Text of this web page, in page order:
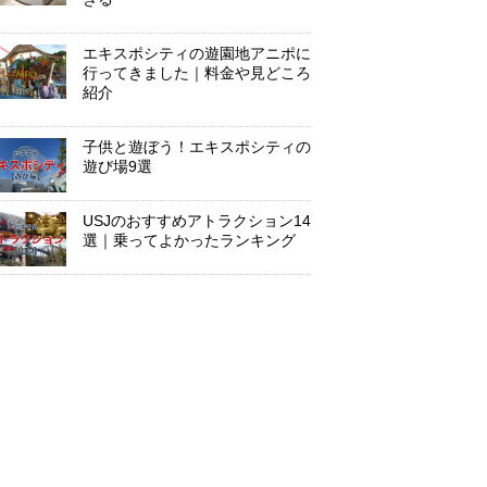
エキスポシティの遊園地アニポに
行ってきました｜料金や見どころ
紹介
子供と遊ぼう！エキスポシティの
遊び場9選
USJのおすすめアトラクション14
選｜乗ってよかったランキング